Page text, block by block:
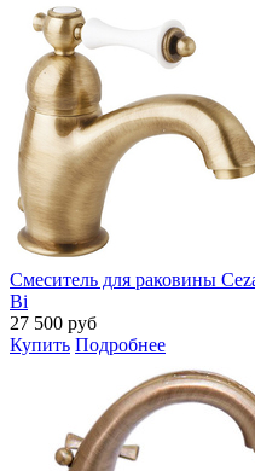
Смеситель для раковины
Bi
27 500 руб
Купить Подробнее